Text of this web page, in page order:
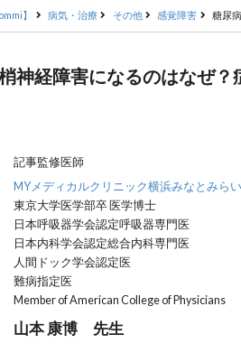
】 病気・治療 その他 感覚障害 糖尿
神経障害になるのはなぜ？
記事監修医師
MYメディカルクリニック横浜みなとみらい
東京大学医学部卒 医学博士
日本呼吸器学会認定呼吸器専門医
日本内科学会認定総合内科専門医
人間ドック学会認定医
難病指定医
Member of American College of Physicians
山本 康博 先生